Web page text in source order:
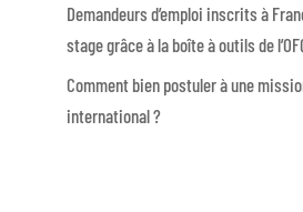
Demandeurs d’emploi inscrits à
stage grâce à la boîte à outils de
Comment bien postuler à une
international ?